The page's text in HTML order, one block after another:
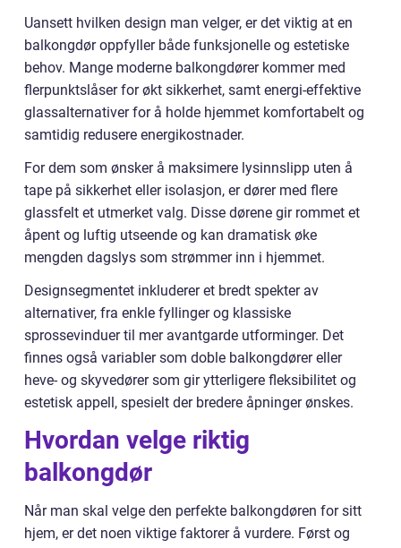
Uansett hvilken design man velger, er det viktig at en
balkongdør oppfyller både funksjonelle og estetiske
behov. Mange moderne balkongdører kommer med
flerpunktslåser for økt sikkerhet, samt energi-effektive
glassalternativer for å holde hjemmet komfortabelt og
samtidig redusere energikostnader.
For dem som ønsker å maksimere lysinnslipp uten å
tape på sikkerhet eller isolasjon, er dører med flere
glassfelt et utmerket valg. Disse dørene gir rommet et
åpent og luftig utseende og kan dramatisk øke
mengden dagslys som strømmer inn i hjemmet.
Designsegmentet inkluderer et bredt spekter av
alternativer, fra enkle fyllinger og klassiske
sprossevinduer til mer avantgarde utforminger. Det
finnes også variabler som doble balkongdører eller
heve- og skyvedører som gir ytterligere fleksibilitet og
estetisk appell, spesielt der bredere åpninger ønskes.
Hvordan velge riktig
balkongdør
Når man skal velge den perfekte balkongdøren for sitt
hjem, er det noen viktige faktorer å vurdere. Først og